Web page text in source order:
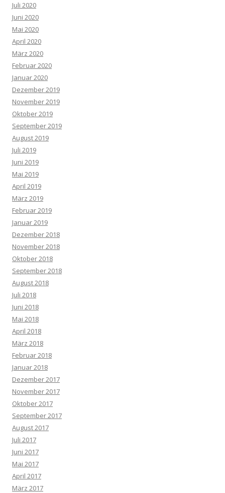
Juli 2020
Juni 2020
Mai 2020
April 2020
März 2020
Februar 2020
Januar 2020
Dezember 2019
November 2019
Oktober 2019
September 2019
August 2019
Juli 2019
Juni 2019
Mai 2019
April 2019
März 2019
Februar 2019
Januar 2019
Dezember 2018
November 2018
Oktober 2018
September 2018
August 2018
Juli 2018
Juni 2018
Mai 2018
April 2018
März 2018
Februar 2018
Januar 2018
Dezember 2017
November 2017
Oktober 2017
September 2017
August 2017
Juli 2017
Juni 2017
Mai 2017
April 2017
März 2017